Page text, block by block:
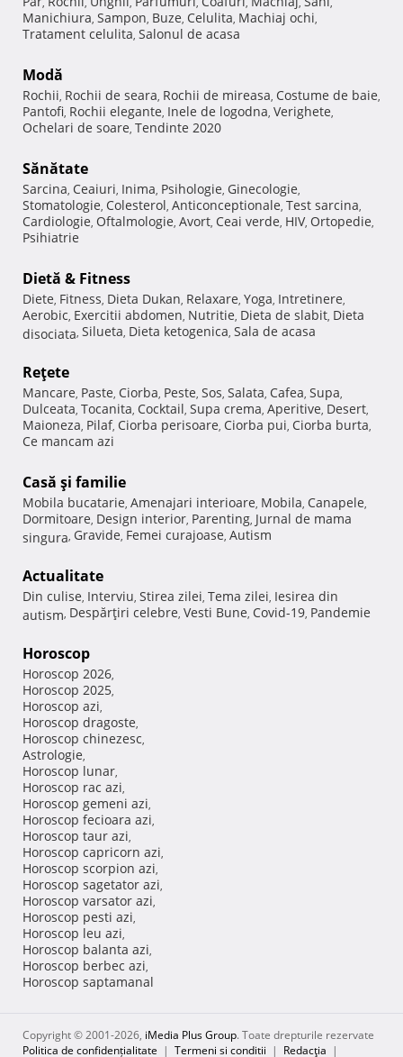
Manichiura, Sampon, Buze, Celulita, Machiaj ochi,
Tratament celulita, Salonul de acasa
Modă
Rochii, Rochii de seara, Rochii de mireasa, Costume de baie,
Pantofi, Rochii elegante, Inele de logodna, Verighete,
Ochelari de soare, Tendinte 2020
Sănătate
Sarcina, Ceaiuri, Inima, Psihologie, Ginecologie,
Stomatologie, Colesterol, Anticonceptionale, Test sarcina,
Cardiologie, Oftalmologie, Avort, Ceai verde, HIV, Ortopedie,
Psihiatrie
Dietă & Fitness
Diete, Fitness, Dieta Dukan, Relaxare, Yoga, Intretinere,
Aerobic, Exercitii abdomen, Nutritie, Dieta de slabit, Dieta
disociata, Silueta, Dieta ketogenica, Sala de acasa
Reţete
Mancare, Paste, Ciorba, Peste, Sos, Salata, Cafea, Supa,
Dulceata, Tocanita, Cocktail, Supa crema, Aperitive, Desert,
Maioneza, Pilaf, Ciorba perisoare, Ciorba pui, Ciorba burta,
Ce mancam azi
Casă şi familie
Mobila bucatarie, Amenajari interioare, Mobila, Canapele,
Dormitoare, Design interior, Parenting, Jurnal de mama
singura, Gravide, Femei curajoase, Autism
Actualitate
Din culise, Interviu, Stirea zilei, Tema zilei, Iesirea din
autism, Despărţiri celebre, Vesti Bune, Covid-19, Pandemie
Horoscop
Horoscop 2026,
Horoscop 2025,
Horoscop azi,
Horoscop dragoste,
Horoscop chinezesc,
Astrologie,
Horoscop lunar,
Horoscop rac azi,
Horoscop gemeni azi,
Horoscop fecioara azi,
Horoscop taur azi,
Horoscop capricorn azi,
Horoscop scorpion azi,
Horoscop sagetator azi,
Horoscop varsator azi,
Horoscop pesti azi,
Horoscop leu azi,
Horoscop balanta azi,
Horoscop berbec azi,
Horoscop saptamanal
Copyright © 2001-2026, iMedia Plus Group. Toate drepturile rezervate
Politica de confidențialitate | Termeni si conditii | Redacţia |